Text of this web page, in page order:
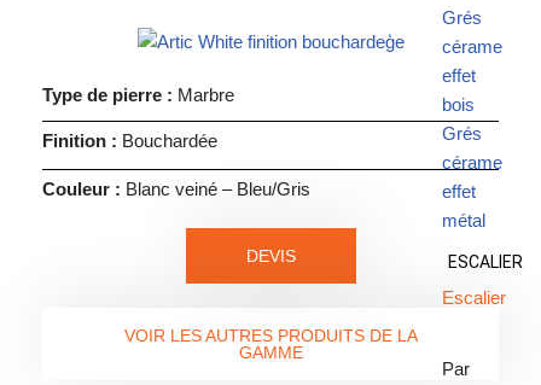
Grés
cérame
effet
bois
Grés
cérame
effet
métal
ESCALIER
Escalier
Par
Type de pierre : Marbre
Finition : Bouchardée
Couleur : Blanc veiné – Bleu/Gris
DEVIS
VOIR LES AUTRES PRODUITS DE LA
GAMME